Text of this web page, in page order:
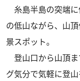
糸島半島の突端
の低山ながら、山
景スポット。
登山口から山頂ま
グ気分で気軽に登山